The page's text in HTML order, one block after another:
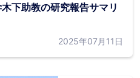
下助教の研究報告サマリ
2025年07月11日